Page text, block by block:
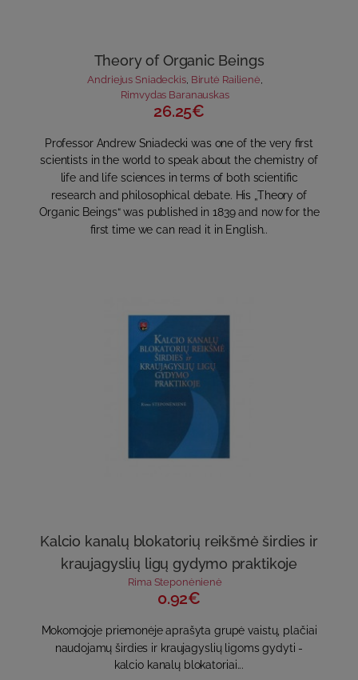
Theory of Organic Beings
Andriejus Sniadeckis, Birutė Railienė
Rimvydas Baranauskas
26.25€
Professor Andrew Sniadecki was one of the very first
scientists in the world to speak about the chemistry of
life and life sciences in terms of both scientific
research and philosophical debate. His „Theory of
Organic Beings“ was published in 1839 and now for the
first time we can read it in English..
Kalcio kanalų blokatorių reikšmė širdies ir
kraujagyslių ligų gydymo praktikoje
Rima Steponėnienė
0.92€
Mokomojoje priemonėje aprašyta grupė vaistų, plačiai
naudojamų širdies ir kraujagyslių ligoms gydyti -
kalcio kanalų blokatoriai...